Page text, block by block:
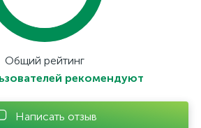
Общий рейтинг
рекомендуют
Написать отзыв